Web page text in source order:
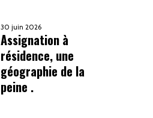
30 juin 2026
Assignation à
résidence, une
géographie de la
peine .